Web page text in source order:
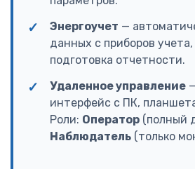
Энергоучет —
данных с приборов
подготовка отчетности.
Удаленное управление
интерфейс с ПК,
Роли: Оператор (полный
Наблюдатель (только